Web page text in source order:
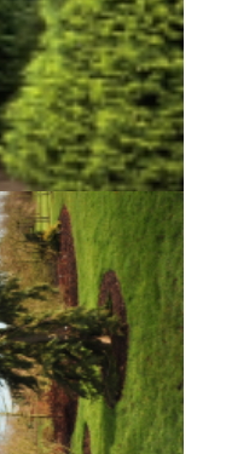
Pillar'